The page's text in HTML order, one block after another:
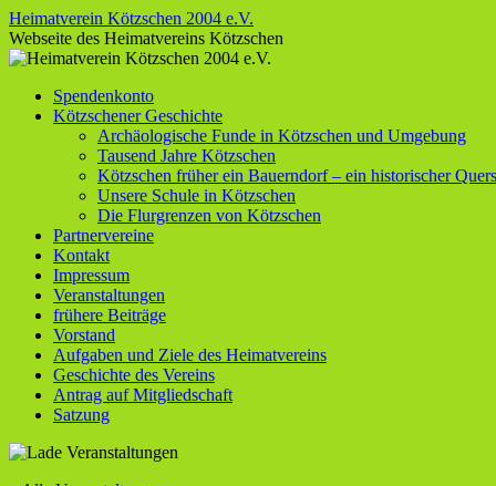
Zum
Inhalt
springen
Heimatverein Kötzschen 2004 e.V.
Webseite des Heimatvereins Kötzschen
Spendenkonto
Kötzschener Geschichte
Archäologische Funde in Kötzschen und Umgebung
Tausend Jahre Kötzschen
Kötzschen früher ein Bauerndorf – ein historischer
Unsere Schule in Kötzschen
Die Flurgrenzen von Kötzschen
Partnervereine
Kontakt
Impressum
Veranstaltungen
frühere Beiträge
Vorstand
Aufgaben und Ziele des Heimatvereins
Geschichte des Vereins
Antrag auf Mitgliedschaft
Satzung